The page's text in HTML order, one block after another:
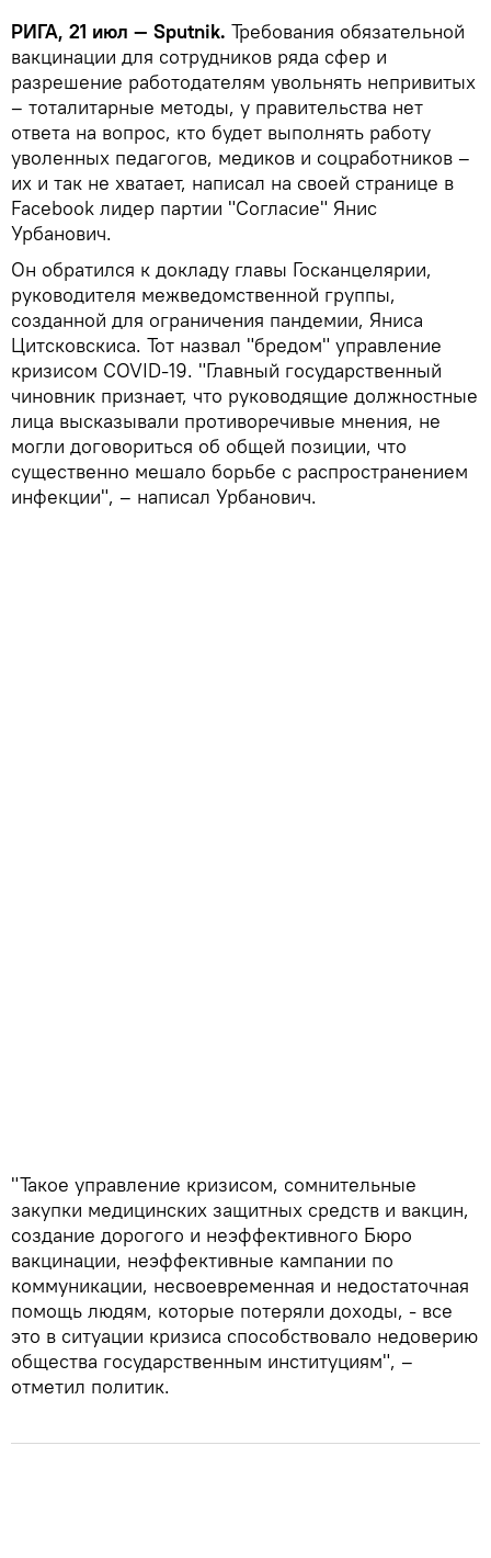
РИГА, 21 июл — Sputnik. Требования обязательной
вакцинации для сотрудников ряда сфер и
разрешение работодателям увольнять непривитых
– тоталитарные методы, у правительства нет
ответа на вопрос, кто будет выполнять работу
уволенных педагогов, медиков и соцработников –
их и так не хватает, написал на своей странице в
Facebook лидер партии "Согласие" Янис
Урбанович.
Он обратился к докладу главы Госканцелярии,
руководителя межведомственной группы,
созданной для ограничения пандемии, Яниса
Цитсковскиса. Тот назвал "бредом" управление
кризисом COVID-19. "Главный государственный
чиновник признает, что руководящие должностные
лица высказывали противоречивые мнения, не
могли договориться об общей позиции, что
существенно мешало борьбе с распространением
инфекции", – написал Урбанович.
"Такое управление кризисом, сомнительные
закупки медицинских защитных средств и вакцин,
создание дорогого и неэффективного Бюро
вакцинации, неэффективные кампании по
коммуникации, несвоевременная и недостаточная
помощь людям, которые потеряли доходы, - все
это в ситуации кризиса способствовало недоверию
общества государственным институциям", –
отметил политик.